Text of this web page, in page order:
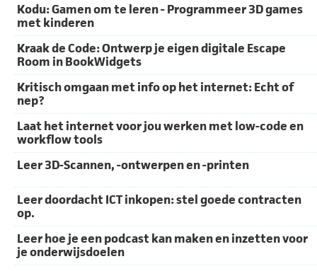
Kodu: Gamen om te leren - Programmeer 3D games
met kinderen
Kraak de Code: Ontwerp je eigen digitale Escape
Room in BookWidgets
Kritisch omgaan met info op het internet: Echt of
nep?
Laat het internet voor jou werken met low-code en
workflow tools
Leer 3D-Scannen, -ontwerpen en -printen
Leer doordacht ICT inkopen: stel goede contracten
op.
Leer hoe je een podcast kan maken en inzetten voor
je onderwijsdoelen